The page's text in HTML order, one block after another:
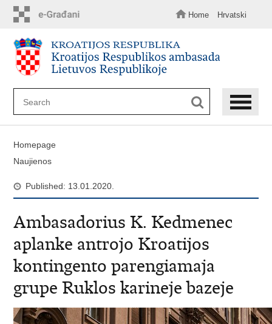
content
Home Hrvatski
Homepage
Naujienos
Published: 13.01.2020.
Ambasadorius K. Kedmenec
aplanke antrojo Kroatijos
kontingento parengiamaja
grupe Ruklos karineje bazeje